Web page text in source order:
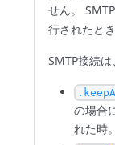
せん。
行されたと
SMTP接続
の場合
れた時。